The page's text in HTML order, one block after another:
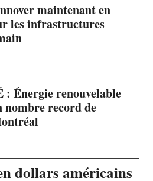
maintenant en
les infrastructures
Énergie renouvelable
nombre record de
dollars américains